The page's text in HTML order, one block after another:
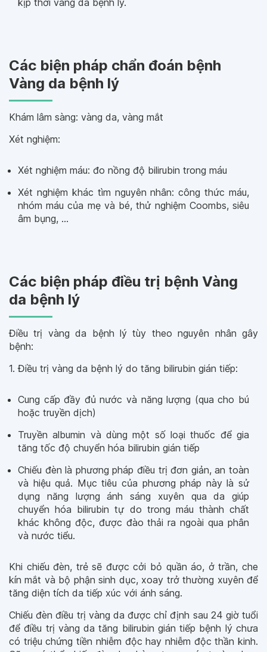
kịp thời vàng da bệnh lý.
Các biện pháp chẩn đoán bệnh
Vàng da bệnh lý
Khám lâm sàng: vàng da, vàng mắt
Xét nghiệm:
Xét nghiệm máu: đo nồng độ bilirubin trong máu
Xét nghiệm khác tìm nguyên nhân: công thức máu,
nhóm máu của mẹ và bé, thử nghiệm Coombs, siêu
âm bụng, ...
Các biện pháp điều trị bệnh Vàng
da bệnh lý
Điều trị vàng da bệnh lý tùy theo nguyên nhân gây
bệnh:
1. Điều trị vàng da bệnh lý do tăng bilirubin gián tiếp:
Cung cấp đầy đủ nước và năng lượng (qua cho bú
hoặc truyền dịch)
Truyền albumin và dùng một số loại thuốc để gia
tăng tốc độ chuyển hóa bilirubin gián tiếp
Chiếu đèn là phương pháp điều trị đơn giản, an toàn
và hiệu quả. Mục tiêu của phương pháp này là sử
dụng năng lượng ánh sáng xuyên qua da giúp
chuyển hóa bilirubin tự do trong máu thành chất
khác không độc, được đào thải ra ngoài qua phân
và nước tiểu.
Khi chiếu đèn, trẻ sẽ được cởi bỏ quần áo, ở trần, che
kín mắt và bộ phận sinh dục, xoay trở thường xuyên để
tăng diện tích da tiếp xúc với ánh sáng.
Chiếu đèn điều trị vàng da được chỉ định sau 24 giờ tuổi
để điều trị vàng da tăng bilirubin gián tiếp bệnh lý chưa
có triệu chứng tiền nhiễm độc hay nhiễm độc thần kinh.